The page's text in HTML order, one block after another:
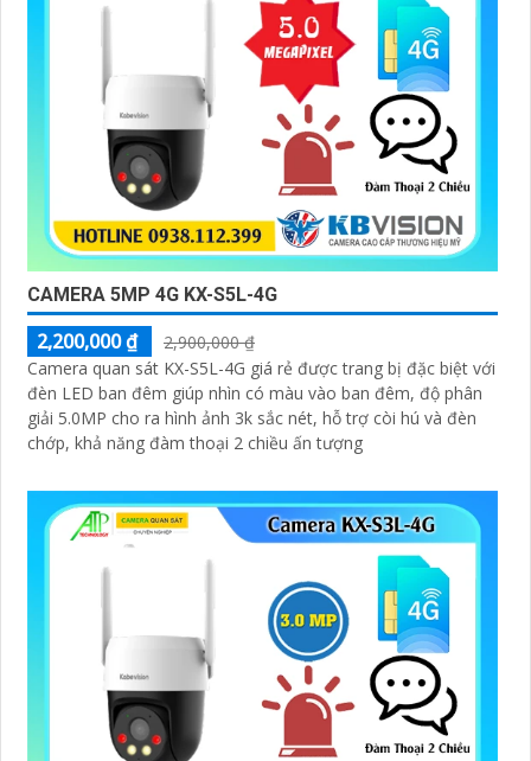
CAMERA 5MP 4G KX-S5L-4G
2,200,000 ₫
2,900,000 ₫
Camera quan sát KX-S5L-4G giá rẻ được trang bị đặc biệt với
đèn LED ban đêm giúp nhìn có màu vào ban đêm, độ phân
giải 5.0MP cho ra hình ảnh 3k sắc nét, hỗ trợ còi hú và đèn
chớp, khả năng đàm thoại 2 chiều ấn tượng